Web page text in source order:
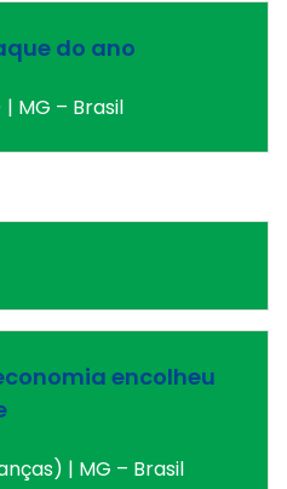
do ano
MG – Brasil
encolheu
| MG – Brasil